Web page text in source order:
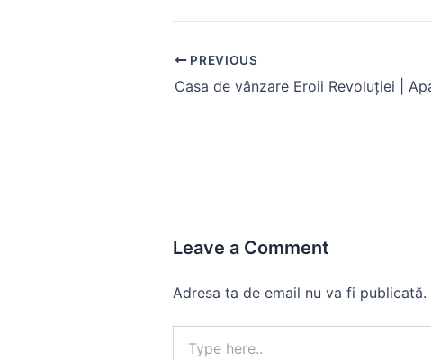
Post
navigation
PREVIOUS
Leave a Comment
Adresa ta de email nu va fi publicată.
here..